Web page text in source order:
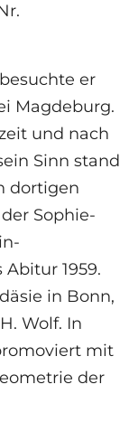
er
Magdeburg.
und nach
Sinn stand
dortigen
Sophie-
1959.
in Bonn,
Wolf. In
mit
der